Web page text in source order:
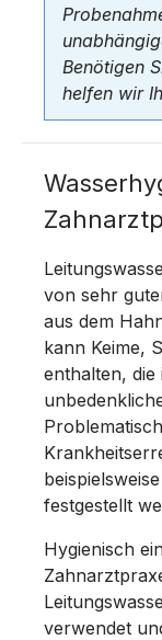
Benötigen
helfen wir
von sehr
aus dem
kann Keime,
enthalten, die
festgestellt
Hygienisch
verwendet